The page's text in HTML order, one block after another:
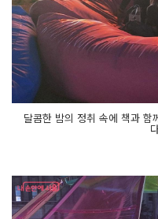
달콤한 밤의 정취 속에 책과 함